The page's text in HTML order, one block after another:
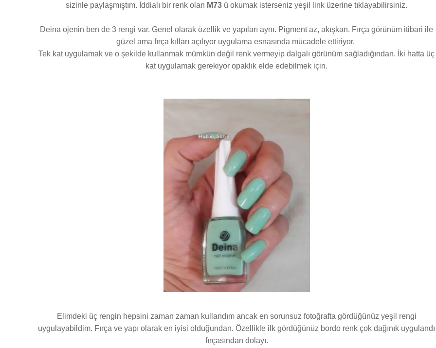
sizinle paylaşmıştım. İddialı bir renk olan M73 ü okumak isterseniz yeşil link üzerine tıklayabilirsiniz.
Deina ojenin ben de 3 rengi var. Genel olarak özellik ve yapıları aynı. Pigment az, akışkan. Fırça görünüm itibari ile
güzel ama fırça kılları açılıyor uygulama esnasında mücadele ettiriyor.
Tek kat uygulamak ve o şekilde kullanmak mümkün değil renk vermeyip dalgalı görünüm sağladığından. İki hatta üç
kat uygulamak gerekiyor opaklık elde edebilmek için.
Elimdeki üç rengin hepsini zaman zaman kullandım ancak en sorunsuz fotoğrafta gördüğünüz yeşil rengi
uygulayabildim. Fırça ve yapı olarak en iyisi olduğundan. Özellikle ilk gördüğünüz bordo renk çok dağınık uygulandı
fırçasından dolayı.